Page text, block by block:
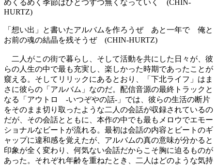
めくるめく季節はひとつずつ無くなっていく (CHIN-
HURTZ)
「想い出」と書いたアルバムを作ろうぜ あと一年で 俺と
お前の魂の結晶を残そうぜ (CHIN-HURTZ)
二人がこの街で暮らし、そして活動を共にした日々が、彼
らの人生の中で最も充実し、楽しかった時期であったことが
窺える。そしてリリックにあるとおり、「下北ライフ」はま
さに彼らの「アルバム」なのだ。配信音源の最終トラックと
なる「アウトロ -いつぞやの話-」では、彼らの生活の断片
をそのまま切り取ったような二人の会話が収録されているの
だが、その会話とともに、本作の中でも最もメロウでエモー
ショナルなビートが流れる。最初は会話の内容とビートのギ
ャップに違和感を覚えたが、アルバムの真の意味が分かると
印象が全く変わり、何気ない会話だからこそ胸に迫るものが
あった。それぞれ年齢を重ねたとき、二人はどのような気持